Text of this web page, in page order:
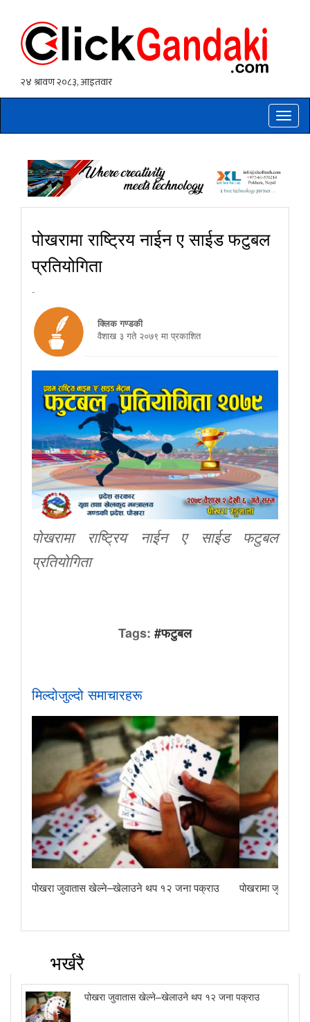
Toggle
पोखरामा राष्ट्रिय नाईन ए साईड फटुबल
प्रतियोगिता
-
क्लिक गण्डकी
वैशाख ३ गते २०७९ मा प्रकाशित
पोखरामा राष्ट्रिय नाईन ए साईड फटुबल
प्रतियोगिता
Tags: #फटुबल
मिल्दोजुल्दो समाचारहरू
पोखरा जुवातास खेल्ने–खेलाउने थप १२ जना पक्राउ पोखरामा
भर्खरै
पोखरा जुवातास खेल्ने–खेलाउने थप १२ जना पक्राउ